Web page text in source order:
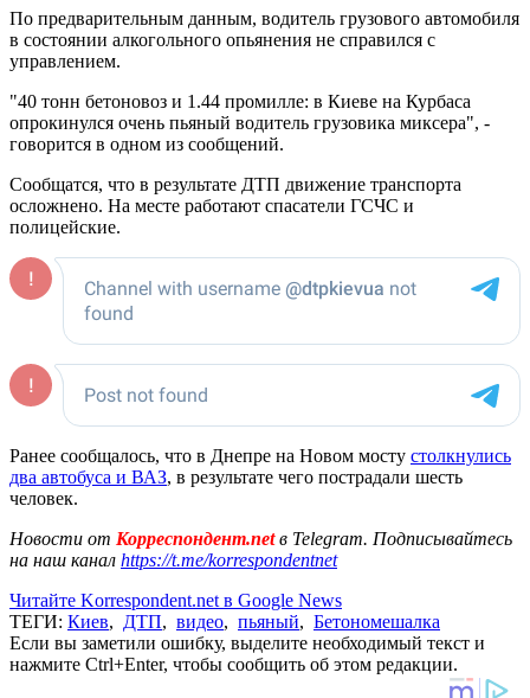
По предварительным данным, водитель грузового автомобиля
в состоянии алкогольного опьянения не справился с
управлением.
"40 тонн бетоновоз и 1.44 промилле: в Киеве на Курбаса
опрокинулся очень пьяный водитель грузовика миксера", -
говорится в одном из сообщений.
Сообщатся, что в результате ДТП движение транспорта
осложнено. На месте работают спасатели ГСЧС и
полицейские.
Ранее сообщалось, что в Днепре на Новом мосту столкнулись
два автобуса и ВАЗ, в результате чего пострадали шесть
человек.
Новости от Корреспондент.netв Telegram. Подписывайтесь
на наш канал https://t.me/korrespondentnet
Читайте Korrespondent.net в Google News
ТЕГИ: Киев, ДТП, видео, пьяный, Бетономешалка
Если вы заметили ошибку, выделите необходимый текст и
нажмите Ctrl+Enter, чтобы сообщить об этом редакции.